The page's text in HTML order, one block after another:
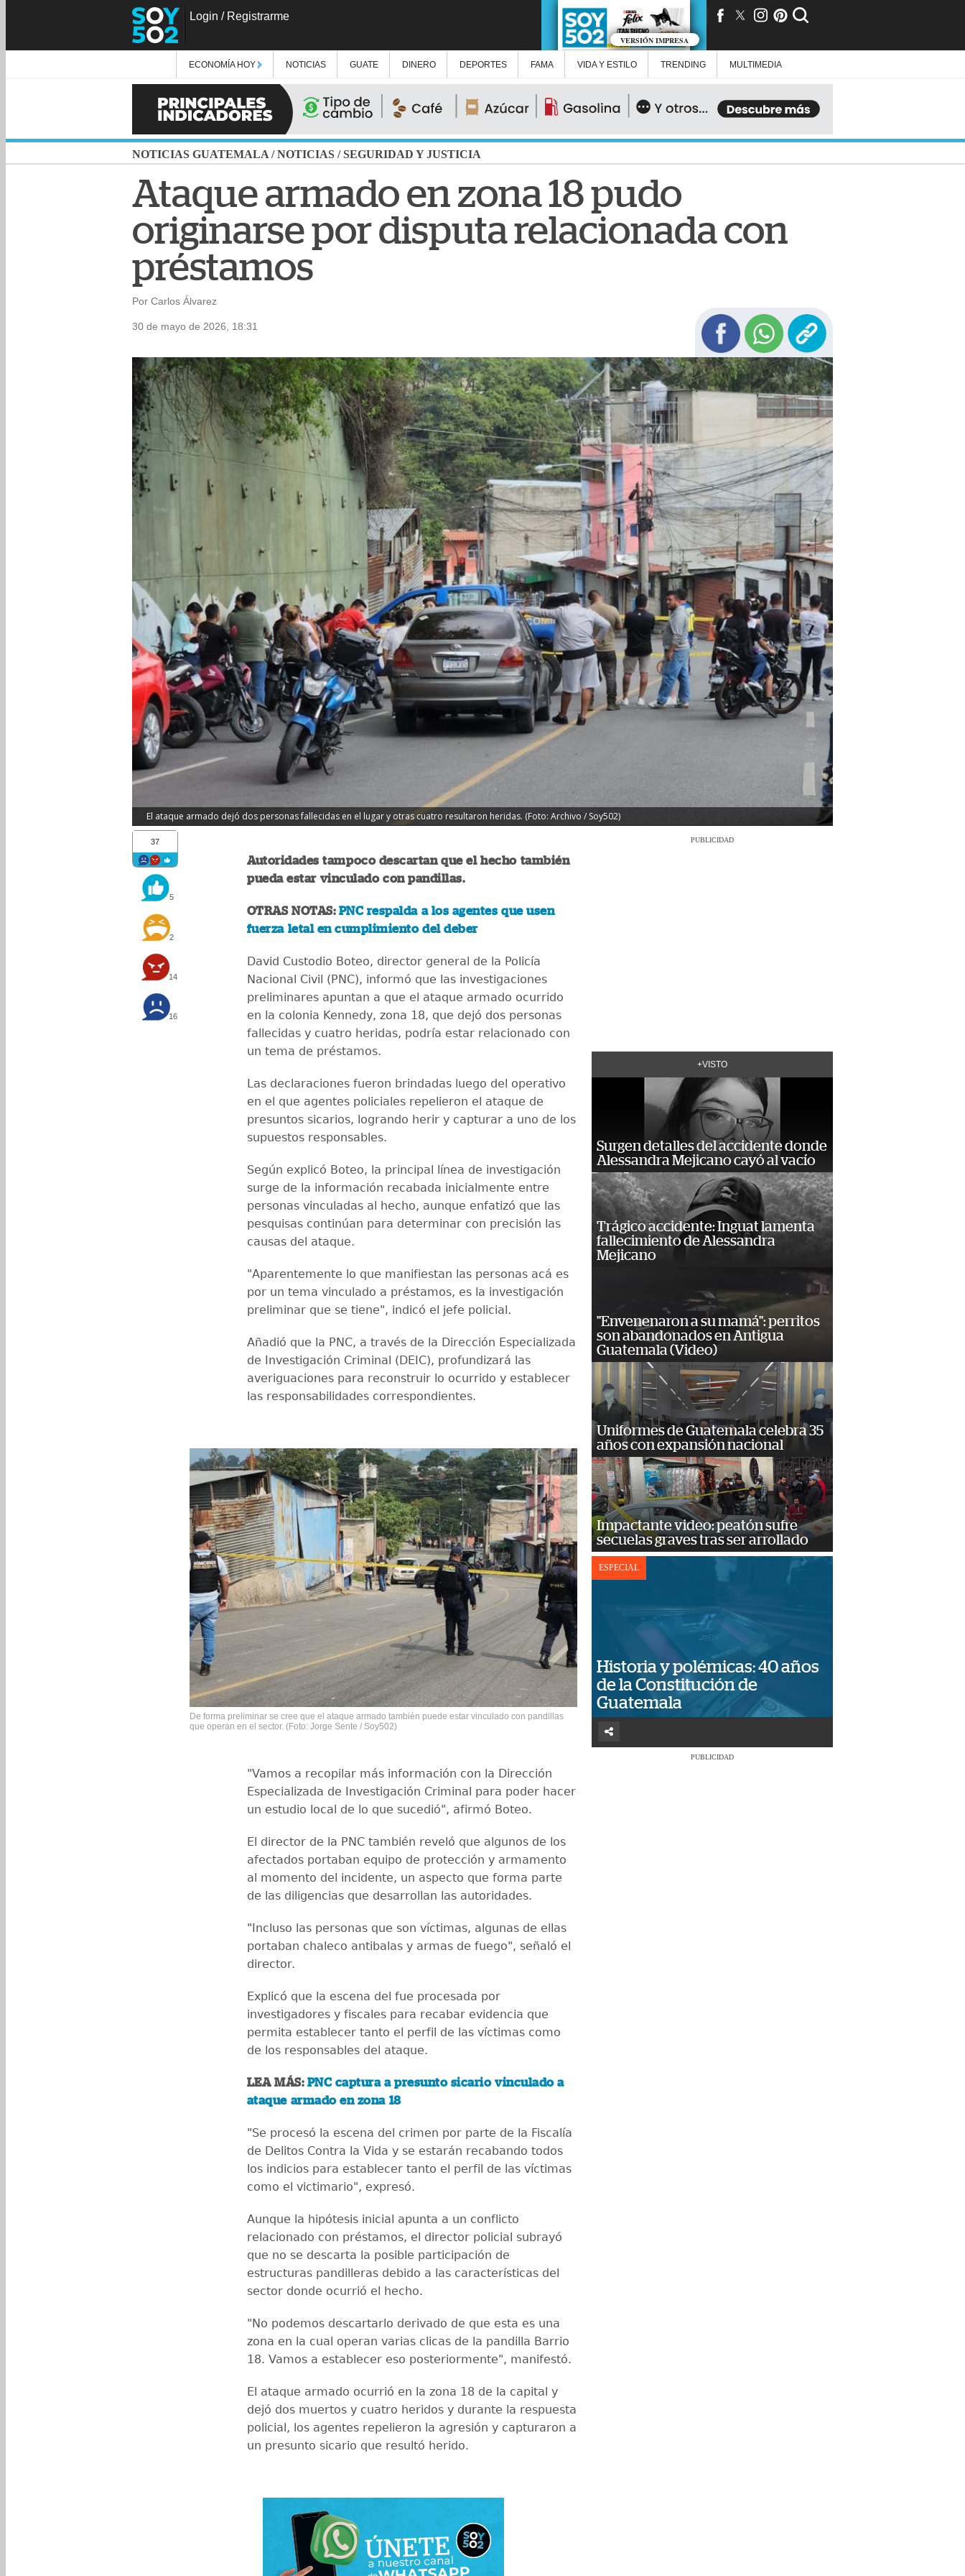
Login / Registrarme
VERSIÓN IMPRESA
ECONOMÍA HOY NOTICIAS GUATE DINERO DEPORTES FAMA VIDA Y ESTILO TRENDING MULTIMEDIA
NOTICIAS GUATEMALA /NOTICIAS /SEGURIDAD Y JUSTICIA
Ataque armado en zona 18 pudo
originarse por disputa relacionada con
préstamos
Por Carlos Álvarez
30 de mayo de 2026, 18:31
El ataque armado dejó dos personas fallecidas en el lugar y otras cuatro resultaron heridas. (Foto: Archivo / Soy502)
37
5
2
14
16
Autoridades tampoco descartan que el hecho también
pueda estar vinculado con pandillas.
OTRAS NOTAS: PNC respalda a los agentes que usen
fuerza letal en cumplimiento del deber
David Custodio Boteo, director general de la Policía
Nacional Civil (PNC), informó que las investigaciones
preliminares apuntan a que el ataque armado ocurrido
en la colonia Kennedy, zona 18, que dejó dos personas
fallecidas y cuatro heridas, podría estar relacionado con
un tema de préstamos.
Las declaraciones fueron brindadas luego del operativo
en el que agentes policiales repelieron el ataque de
presuntos sicarios, logrando herir y capturar a uno de los
supuestos responsables.
Según explicó Boteo, la principal línea de investigación
surge de la información recabada inicialmente entre
personas vinculadas al hecho, aunque enfatizó que las
pesquisas continúan para determinar con precisión las
causas del ataque.
"Aparentemente lo que manifiestan las personas acá es
por un tema vinculado a préstamos, es la investigación
preliminar que se tiene", indicó el jefe policial.
Añadió que la PNC, a través de la Dirección Especializada
de Investigación Criminal (DEIC), profundizará las
averiguaciones para reconstruir lo ocurrido y establecer
las responsabilidades correspondientes.
De forma preliminar se cree que el ataque armado también puede estar vinculado con pandillas
que operan en el sector. (Foto: Jorge Sente / Soy502)
"Vamos a recopilar más información con la Dirección
Especializada de Investigación Criminal para poder hacer
un estudio local de lo que sucedió", afirmó Boteo.
El director de la PNC también reveló que algunos de los
afectados portaban equipo de protección y armamento
al momento del incidente, un aspecto que forma parte
de las diligencias que desarrollan las autoridades.
"Incluso las personas que son víctimas, algunas de ellas
portaban chaleco antibalas y armas de fuego", señaló el
director.
Explicó que la escena del fue procesada por
investigadores y fiscales para recabar evidencia que
permita establecer tanto el perfil de las víctimas como
de los responsables del ataque.
LEA MÁS: PNC captura a presunto sicario vinculado a
ataque armado en zona 18
"Se procesó la escena del crimen por parte de la Fiscalía
de Delitos Contra la Vida y se estarán recabando todos
los indicios para establecer tanto el perfil de las víctimas
como el victimario", expresó.
Aunque la hipótesis inicial apunta a un conflicto
relacionado con préstamos, el director policial subrayó
que no se descarta la posible participación de
estructuras pandilleras debido a las características del
sector donde ocurrió el hecho.
"No podemos descartarlo derivado de que esta es una
zona en la cual operan varias clicas de la pandilla Barrio
18. Vamos a establecer eso posteriormente", manifestó.
El ataque armado ocurrió en la zona 18 de la capital y
dejó dos muertos y cuatro heridos y durante la respuesta
policial, los agentes repelieron la agresión y capturaron a
un presunto sicario que resultó herido.
PUBLICIDAD
+VISTO
Surgen detalles del accidente donde
Alessandra Mejicano cayó al vacío
Trágico accidente: Inguat lamenta
fallecimiento de Alessandra
Mejicano
"Envenenaron a su mamá": perritos
son abandonados en Antigua
Guatemala (Video)
Uniformes de Guatemala celebra 35
años con expansión nacional
Impactante video: peatón sufre
secuelas graves tras ser arrollado
ESPECIAL
Historia y polémicas: 40 años
de la Constitución de
Guatemala
PUBLICIDAD